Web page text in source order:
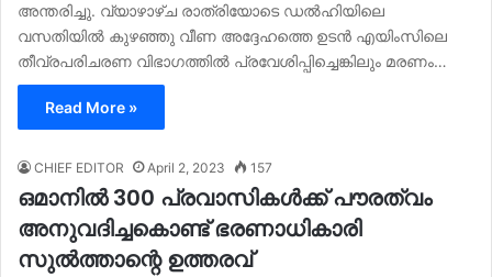
അന്തരിച്ചു. വ്യാഴാഴ്ച രാത്രിയോടെ ഡൽഹിയിലെ
വസതിയിൽ കുഴഞ്ഞു വീണ അദ്ദേഹത്തെ ഉടൻ എയിംസിലെ
തീവ്രപരിചരണ വിഭാഗത്തിൽ പ്രവേശിപ്പിച്ചെങ്കിലും മരണം…
Read More »
CHIEF EDITOR April 2, 2023 157
ഒമാനില്‍ 300 പ്രവാസികള്‍ക്ക് പൗരത്വം
അനുവദിച്ചകൊണ്ട് ഭരണാധികാരി
സുല്‍ത്താന്റെ ഉത്തരവ്